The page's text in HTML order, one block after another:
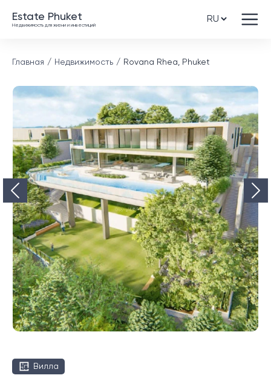
Estate Phuket
Недвижимость для жизни и инвестиций
Главная Недвижимость Rovana Rhea, Phuket
Вилла